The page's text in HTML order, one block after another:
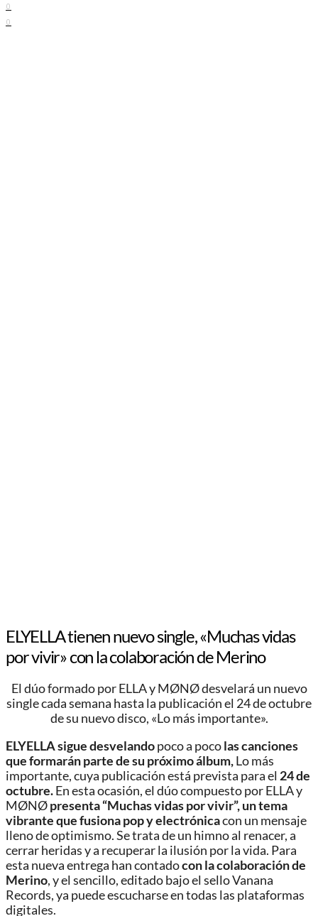
0
0
ELYELLA tienen nuevo single, «Muchas vidas
por vivir» con la colaboración de Merino
El dúo formado por ELLA y MØNØ desvelará un nuevo
single cada semana hasta la publicación el 24 de octubre
de su nuevo disco, «Lo más importante».
ELYELLAsigue desvelandopoco a pocolas canciones
que formarán parte de su próximo álbum,Lo más
importante, cuya publicación está prevista para el 24 de
octubre.En esta ocasión, el dúo compuesto por ELLA y
MØNØpresenta “Muchas vidas por vivir”, un tema
vibrante que fusiona pop y electrónicacon un mensaje
lleno de optimismo. Se trata de un himno al renacer, a
cerrar heridas y a recuperar la ilusión por la vida. Para
esta nueva entrega han contadocon la colaboración de
Merino, y el sencillo, editado bajo el sello Vanana
Records, ya puede escucharse en todas las plataformas
digitales.